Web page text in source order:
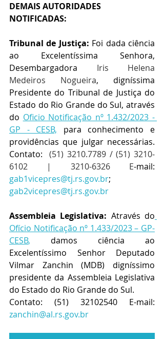
DEMAIS AUTORIDADES
NOTIFICADAS:
Tribunal de Justiça: Foi dada ciência
ao Excelentíssima Senhora,
Desembargadora Iris Helena
Medeiros Nogueira, digníssima
Presidente do Tribunal de Justiça do
Estado do Rio Grande do Sul, através
do Oficio Notificação nº 1.432/2023 -
GP - CESB, para conhecimento e
providências que julgar necessárias.
Contato:
(51) 3210.7789 / (51) 3210-
6102 | 3210-6326 E
gab1vicepres@tj.rs.gov.br
gab2vicepres@tj.rs.gov.br
Assembleia Legislativa: Através do
Ofício Notificação nº 1.433/2023 – GP-
CESB, damos ciência ao
Excelentíssimo Senhor Deputado
Vilmar Zanchin (MDB) digníssimo
presidente da Assembleia Legislativa
do Estado do Rio Grande do Sul.
zanchin@al.rs.gov.br